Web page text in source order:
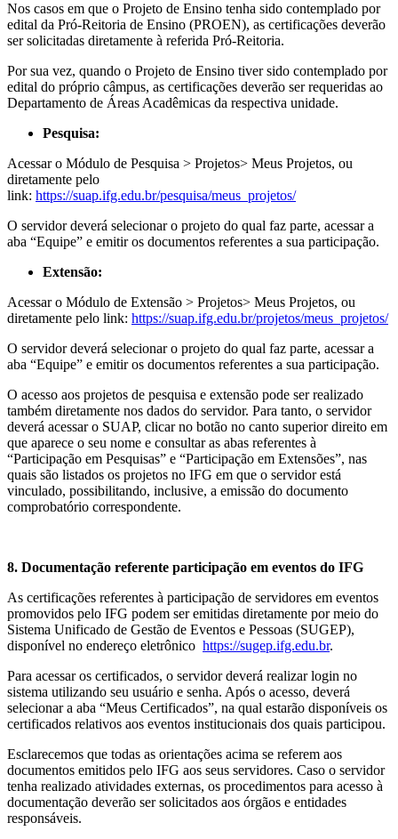
Nos casos em que o Projeto de Ensino tenha sido contemplado por
edital da Pró-Reitoria de Ensino (PROEN), as certificações deverão
ser solicitadas diretamente à referida Pró-Reitoria.
Por sua vez, quando o Projeto de Ensino tiver sido contemplado por
edital do próprio câmpus, as certificações deverão ser requeridas ao
Departamento de Áreas Acadêmicas da respectiva unidade.
Pesquisa:
Acessar o Módulo de Pesquisa > Projetos> Meus Projetos, ou
diretamente pelo
link: https://suap.ifg.edu.br/pesquisa/meus_projetos/
O servidor deverá selecionar o projeto do qual faz parte, acessar a
aba “Equipe” e emitir os documentos referentes a sua participação.
Extensão:
Acessar o Módulo de Extensão > Projetos> Meus Projetos, ou
diretamente pelo link: https://suap.ifg.edu.br/projetos/meus_projetos/
O servidor deverá selecionar o projeto do qual faz parte, acessar a
aba “Equipe” e emitir os documentos referentes a sua participação.
O acesso aos projetos de pesquisa e extensão pode ser realizado
também diretamente nos dados do servidor. Para tanto, o servidor
deverá acessar o SUAP, clicar no botão no canto superior direito em
que aparece o seu nome e consultar as abas referentes à
“Participação em Pesquisas” e “Participação em Extensões”, nas
quais são listados os projetos no IFG em que o servidor está
vinculado, possibilitando, inclusive, a emissão do documento
comprobatório correspondente.
8. Documentação referente participação em eventos do IFG
As certificações referentes à participação de servidores em eventos
promovidos pelo IFG podem ser emitidas diretamente por meio do
Sistema Unificado de Gestão de Eventos e Pessoas (SUGEP),
disponível no endereço eletrônico https://sugep.ifg.edu.br.
Para acessar os certificados, o servidor deverá realizar login no
sistema utilizando seu usuário e senha. Após o acesso, deverá
selecionar a aba “Meus Certificados”, na qual estarão disponíveis os
certificados relativos aos eventos institucionais dos quais participou.
Esclarecemos que todas as orientações acima se referem aos
documentos emitidos pelo IFG aos seus servidores. Caso o servidor
tenha realizado atividades externas, os procedimentos para acesso à
documentação deverão ser solicitados aos órgãos e entidades
responsáveis.